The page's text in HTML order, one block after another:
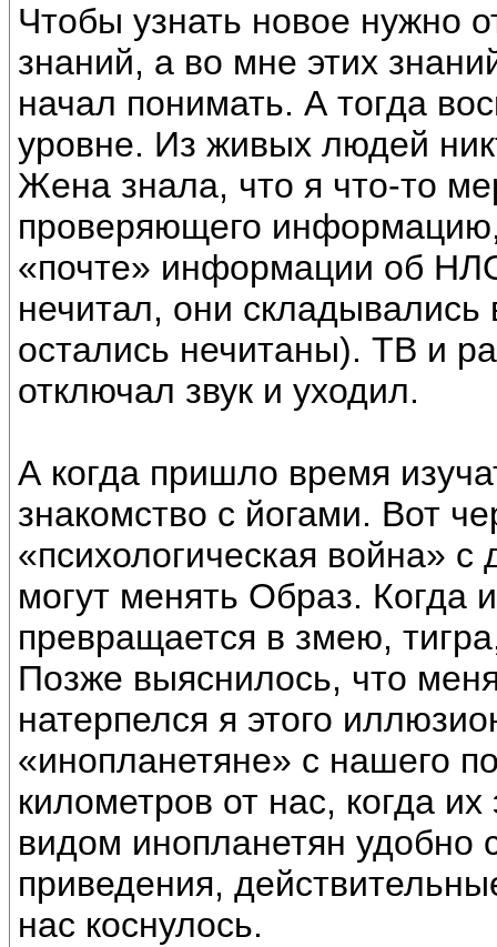
Чтобы узнать новое нужно
знаний, а во мне этих
начал понимать. А тогда
уровне. Из живых людей
Жена знала, что я что-то
проверяющего
«почте» информации об
нечитал, они складывались
остались нечитаны). ТВ и
отключал звук и уходил.
А когда пришло время
знакомство с йогами. Вот
«психологическая война»
могут менять Образ. Когда
превращается в змею,
Позже выяснилось, что
натерпелся я этого
«инопланетяне» с нашего
километров от нас, когда
видом инопланетян удобно
приведения,
нас коснулось.